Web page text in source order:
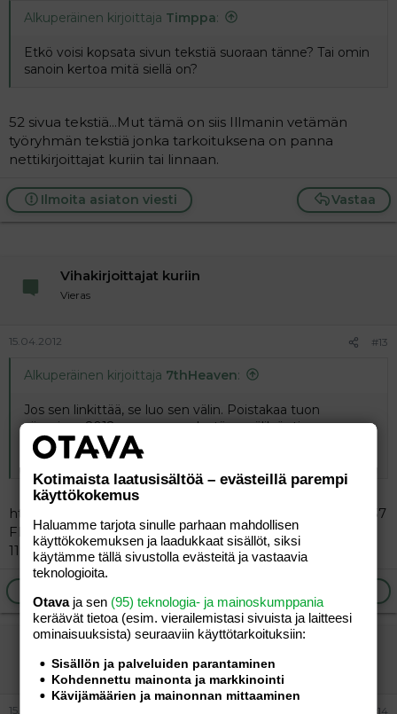
Alkuperäinen kirjoittaja Timppa:
Etkö voisi kopsata sivun tekstiä suoraan tänne? Tai omin
sanoin kertoa mitä siellä on?
52 sivua tekstiä...Mut tämä on siis Illmanin vetämän
työryhmän tekstiä jonka tarkoituksena on panna
nettikirjoittajat kuriin tai linnaan.
Vastaa
Ilmoita asiaton viesti
Vihakirjoittajat kuriin
Vieras
15.04.2012 #13
Alkuperäinen kirjoittaja 7thHeaven:
Jos sen linkittää, se luo sen välin. Poistakaa tuon
viimeisen 2012- numeron edestä se välilyönti..
HUOH:
http://www.poliisi.fi/poliisi/helsinki/home.nsf/files/510AF37
FD1A3851EC22579E0002EAB1C/$file/17-34-
11%20työryhmäraportti%20luonnos%2012042012.pdf
7thHeaven
Vieras
15.04.2012 #14
Kotimaista laatusisältöä – evästeillä parempi
käyttökokemus
Haluamme tarjota sinulle parhaan mahdollisen
käyttökokemuksen ja laadukkaat sisällöt, siksi
käytämme tällä sivustolla evästeitä ja vastaavia
teknologioita.
Otavaja sen (95) teknologia- ja mainoskumppania
keräävät tietoa (esim. vierailemis­tasi sivuista ja laitteesi
ominaisuuk­sista) seuraaviin käyttötarkoituksiin:
Sisällön ja palveluiden parantaminen
Kohdennettu mainonta ja markkinointi
Kävijämäärien ja mainonnan mittaaminen